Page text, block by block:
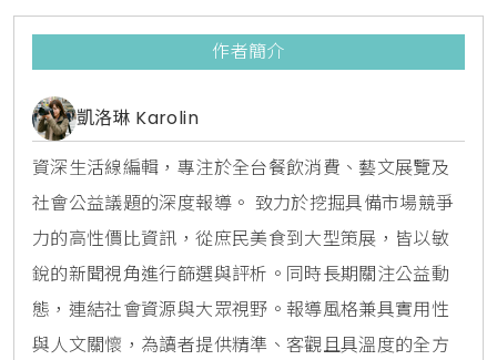
作者簡介
凱洛琳 Karolin
資深生活線編輯，專注於全台餐飲消費、藝文展覽及
社會公益議題的深度報導。 致力於挖掘具備市場競爭
力的高性價比資訊，從庶民美食到大型策展，皆以敏
銳的新聞視角進行篩選與評析。同時長期關注公益動
態，連結社會資源與大眾視野。報導風格兼具實用性
與人文關懷，為讀者提供精準、客觀且具溫度的全方